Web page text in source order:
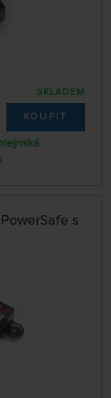
SKLADEM
KOUPIT
s